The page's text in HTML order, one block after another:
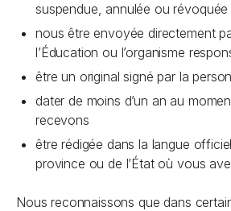
suspendue, annulée ou révoquée
nous être envoyée directement
l’Éducation ou l’organisme
être un original signé par la
dater de moins d’un an au
recevons
être rédigée dans la langue
province ou de l’État où vous
Nous reconnaissons que dans